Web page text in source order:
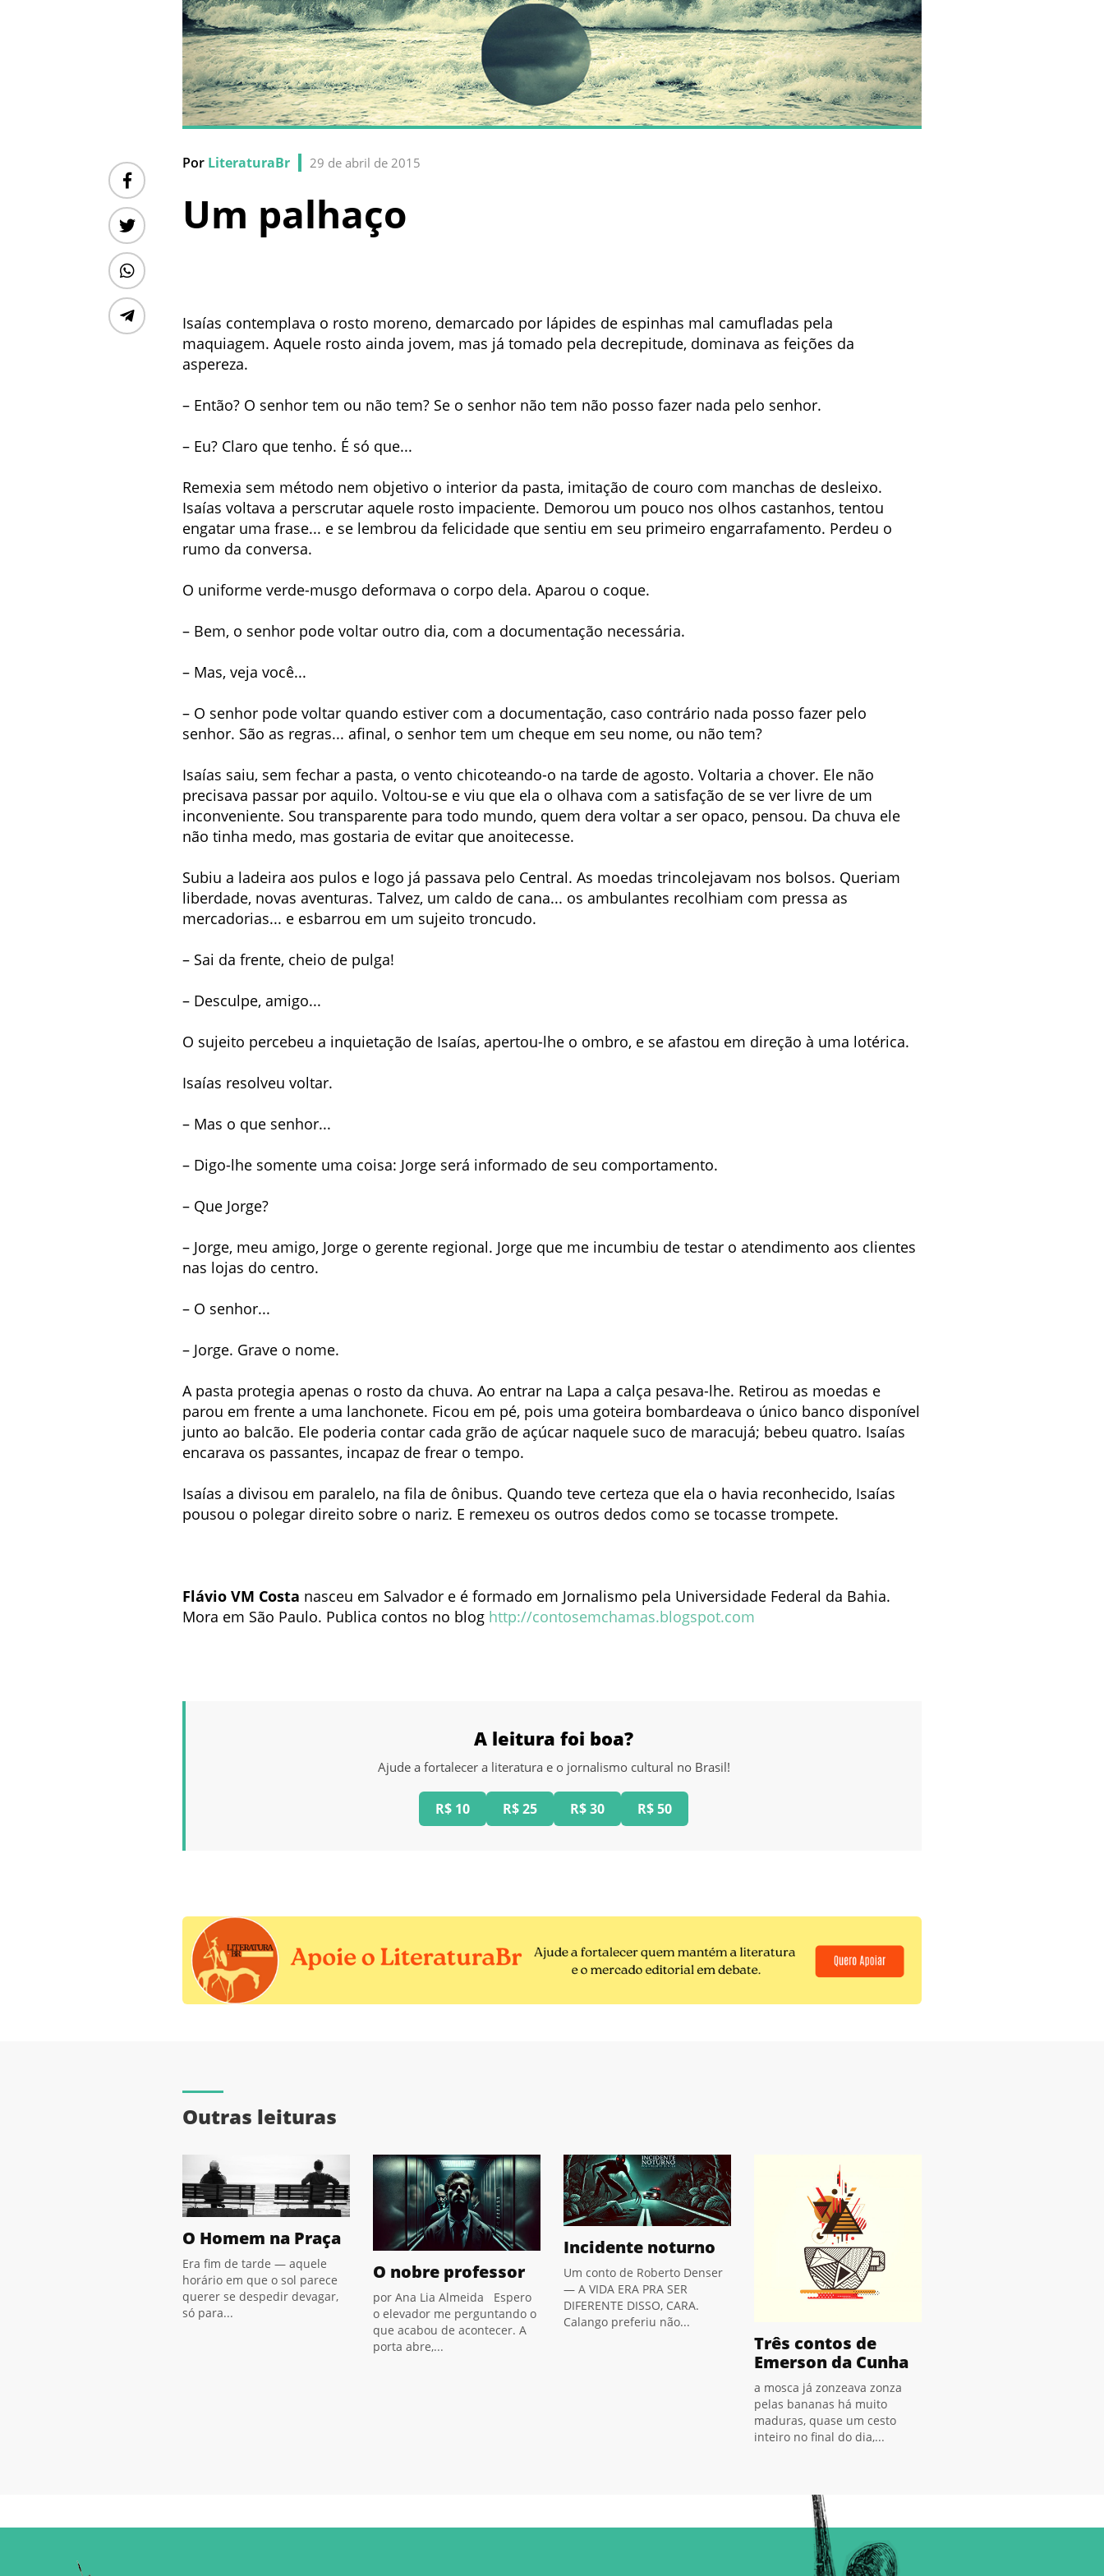
Por LiteraturaBr 29 de abril de 2015
Um palhaço
Isaías contemplava o rosto moreno, demarcado por lápides de espinhas mal camufladas pela
maquiagem. Aquele rosto ainda jovem, mas já tomado pela decrepitude, dominava as feições da
aspereza.
– Então? O senhor tem ou não tem? Se o senhor não tem não posso fazer nada pelo senhor.
– Eu? Claro que tenho. É só que...
Remexia sem método nem objetivo o interior da pasta, imitação de couro com manchas de desleixo.
Isaías voltava a perscrutar aquele rosto impaciente. Demorou um pouco nos olhos castanhos, tentou
engatar uma frase... e se lembrou da felicidade que sentiu em seu primeiro engarrafamento. Perdeu o
rumo da conversa.
O uniforme verde-musgo deformava o corpo dela. Aparou o coque.
– Bem, o senhor pode voltar outro dia, com a documentação necessária.
– Mas, veja você...
– O senhor pode voltar quando estiver com a documentação, caso contrário nada posso fazer pelo
senhor. São as regras... afinal, o senhor tem um cheque em seu nome, ou não tem?
Isaías saiu, sem fechar a pasta, o vento chicoteando-o na tarde de agosto. Voltaria a chover. Ele não
precisava passar por aquilo. Voltou-se e viu que ela o olhava com a satisfação de se ver livre de um
inconveniente. Sou transparente para todo mundo, quem dera voltar a ser opaco, pensou. Da chuva ele
não tinha medo, mas gostaria de evitar que anoitecesse.
Subiu a ladeira aos pulos e logo já passava pelo Central. As moedas trincolejavam nos bolsos. Queriam
liberdade, novas aventuras. Talvez, um caldo de cana... os ambulantes recolhiam com pressa as
mercadorias... e esbarrou em um sujeito troncudo.
– Sai da frente, cheio de pulga!
– Desculpe, amigo...
O sujeito percebeu a inquietação de Isaías, apertou-lhe o ombro, e se afastou em direção à uma lotérica.
Isaías resolveu voltar.
– Mas o que senhor...
– Digo-lhe somente uma coisa: Jorge será informado de seu comportamento.
– Que Jorge?
– Jorge, meu amigo, Jorge o gerente regional. Jorge que me incumbiu de testar o atendimento aos clientes
nas lojas do centro.
– O senhor...
– Jorge. Grave o nome.
A pasta protegia apenas o rosto da chuva. Ao entrar na Lapa a calça pesava-lhe. Retirou as moedas e
parou em frente a uma lanchonete. Ficou em pé, pois uma goteira bombardeava o único banco disponível
junto ao balcão. Ele poderia contar cada grão de açúcar naquele suco de maracujá; bebeu quatro. Isaías
encarava os passantes, incapaz de frear o tempo.
Isaías a divisou em paralelo, na fila de ônibus. Quando teve certeza que ela o havia reconhecido, Isaías
pousou o polegar direito sobre o nariz. E remexeu os outros dedos como se tocasse trompete.
Flávio VM Costa nasceu em Salvador e é formado em Jornalismo pela Universidade Federal da Bahia.
Mora em São Paulo. Publica contos no blog http://contosemchamas.blogspot.com
A leitura foi boa?
Ajude a fortalecer a literatura e o jornalismo cultural no Brasil!
R$ 10 R$ 25 R$ 30 R$ 50
Outras leituras
O Homem na Praça
Era fim de tarde — aquele
horário em que o sol parece
querer se despedir devagar,
só para...
O nobre professor
por Ana Lia Almeida Espero
o elevador me perguntando o
que acabou de acontecer. A
porta abre,...
Incidente noturno
Um conto de Roberto Denser
— A VIDA ERA PRA SER
DIFERENTE DISSO, CARA.
Calango preferiu não...
Três contos de
Emerson da Cunha
a mosca já zonzeava zonza
pelas bananas há muito
maduras, quase um cesto
inteiro no final do dia,...